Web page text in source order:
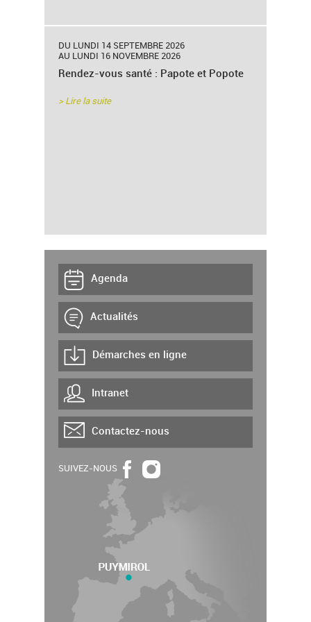
DU LUNDI 14 SEPTEMBRE 2026
AU LUNDI 16 NOVEMBRE 2026
Rendez-vous santé : Papote et Popote
> Lire la suite
Agenda
Actualités
Démarches en ligne
Intranet
Contactez-nous
SUIVEZ-NOUS